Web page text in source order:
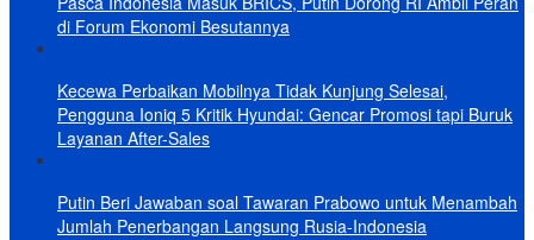
di Forum Ekonomi Besutannya
Kecewa Perbaikan Mobilnya Tidak Kunjung Selesai,
Pengguna Ioniq 5 Kritik Hyundai: Gencar Promosi tapi Buruk
Layanan After-Sales
Putin Beri Jawaban soal Tawaran Prabowo untuk Menambah
Jumlah Penerbangan Langsung Rusia-Indonesia